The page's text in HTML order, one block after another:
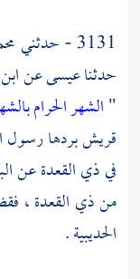
3131 - حدثني
حدثناعيسىعن
"الشهر الحرام
قريشبردها رسول
في ذي القعدة عن
من ذي القعدة ،
الحديبية.